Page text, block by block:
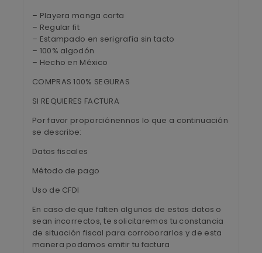
– Playera manga corta
– Regular fit
– Estampado en serigrafía sin tacto
– 100% algodón
– Hecho en México
COMPRAS 100% SEGURAS
SI REQUIERES FACTURA
Por favor proporciónennos lo que a continuación
se describe:
Datos fiscales
Método de pago
Uso de CFDI
En caso de que falten algunos de estos datos o
sean incorrectos, te solicitaremos tu constancia
de situación fiscal para corroborarlos y de esta
manera podamos emitir tu factura